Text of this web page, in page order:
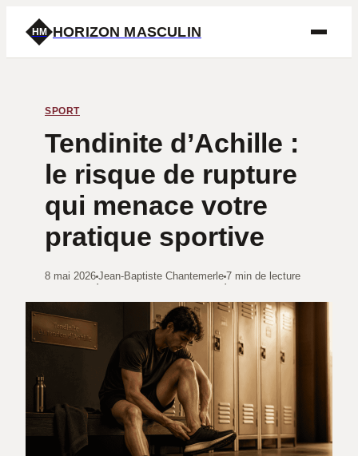
HM HORIZON MASCULIN
SPORT
Tendinite d’Achille :
le risque de rupture
qui menace votre
pratique sportive
8 mai 2026
·
Jean-Baptiste Chantemerle
·
7 min de lecture